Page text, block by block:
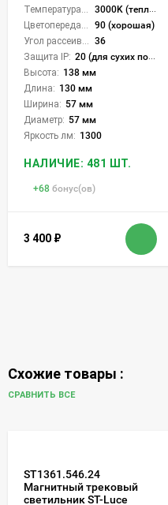
3000K (теплый)
90 (хорошая)
36
Защита IP: 20 (для сухих пом.)
Высота: 138 мм
Длина: 130 мм
Ширина: 57 мм
Диаметр: 57 мм
Яркость лм: 1300
НАЛИЧИЕ: 481 ШТ.
+68 бонус(ов)
3 400 ₽
Схожие товары :
СРАВНИТЬ ВСЕ
ST1361.546.24
Магнитный трековый
светильник ST-Luce